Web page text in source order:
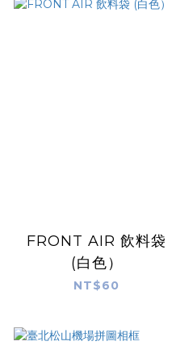
FRONT AIR 飲料袋
(白色）
NT$60